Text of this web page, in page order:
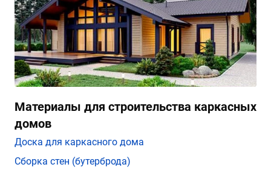
Материалы для строительства каркасных
домов
Доска для каркасного дома
Сборка стен (бутерброда)